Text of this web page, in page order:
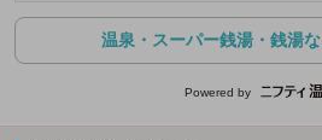
温泉・スーパー銭湯・銭湯
Powered by